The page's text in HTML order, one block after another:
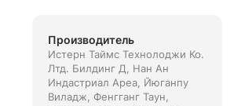
Производитель
Истерн Таймс Технолоджи Ко.
Лтд. Билдинг Д, Нан Ан
Индастриал Ареа, Йюганпу
Виладж, Фенгганг Таун,